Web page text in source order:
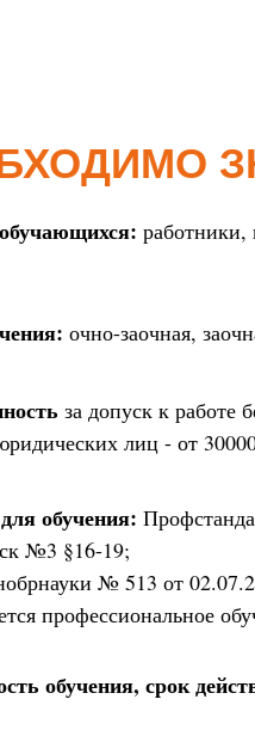
за допуск к работе
лиц - от
обучения:
№3 §16-19;
№ 513 от
профессиональное
очно-заочная,
обучения, срок